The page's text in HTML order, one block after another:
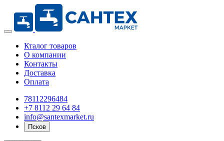
Кталог товаров
О компании
Контакты
Доставка
Оплата
78112296484
+7 8112 29 64 84
info@santexmarket.ru
Псков